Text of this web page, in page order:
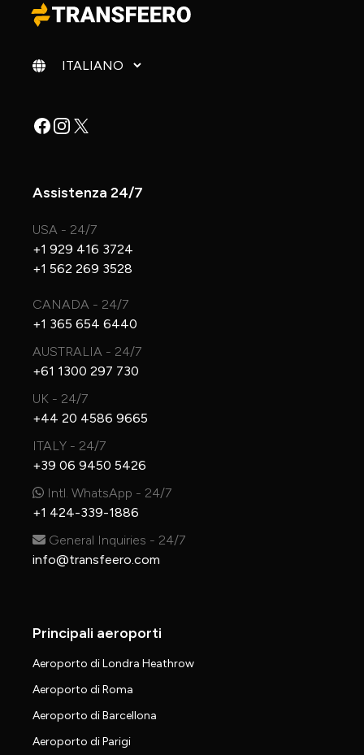
Cambia lingua
Facebook
Instagram
X
Assistenza 24/7
USA - 24/7
+1 929 416 3724
+1 562 269 3528
CANADA - 24/7
+1 365 654 6440
AUSTRALIA - 24/7
+61 1300 297 730
UK - 24/7
+44 20 4586 9665
ITALY - 24/7
+39 06 9450 5426
Intl. WhatsApp - 24/7
+1 424-339-1886
General Inquiries - 24/7
info@transfeero.com
Principali aeroporti
Aeroporto di Londra Heathrow
Aeroporto di Roma
Aeroporto di Barcellona
Aeroporto di Parigi